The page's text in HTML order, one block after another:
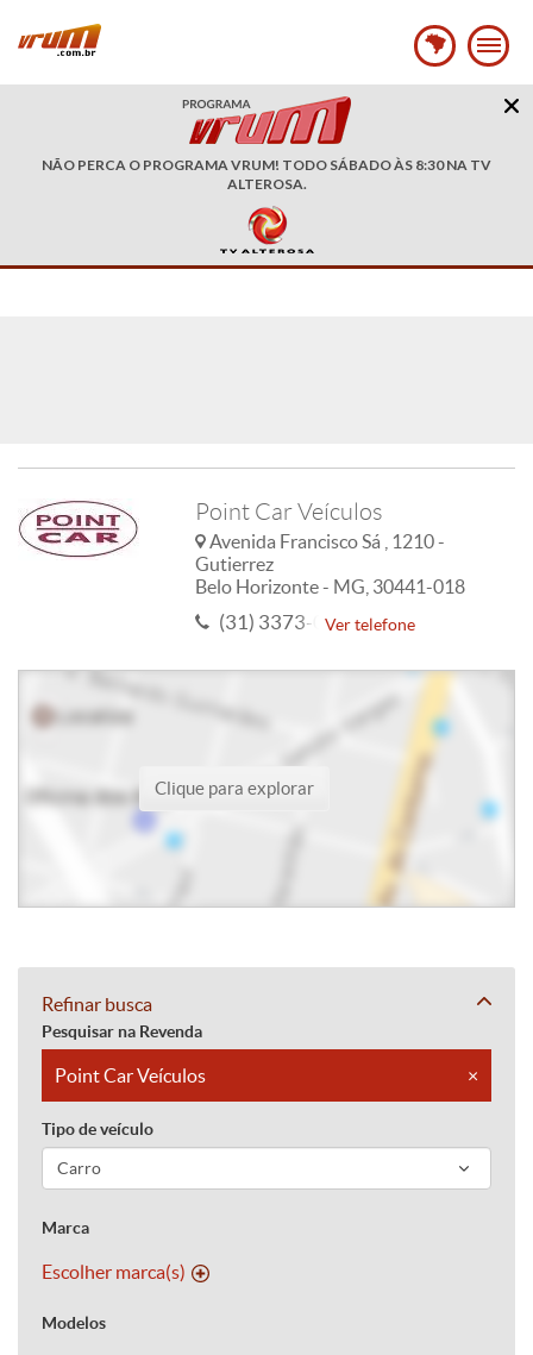
NÃO PERCA O PROGRAMA VRUM! TODO SÁBADO ÀS 8:30 NA TV
ALTEROSA.
Point Car Veículos
Avenida Francisco Sá , 1210 -
Gutierrez
Belo Horizonte - MG, 30441-018
(31) 3373-0808 (31) 98787-
Ver telefone
Clique para explorar
Refinar busca
Pesquisar na Revenda
Point Car Veículos ×
Tipo de veículo
Marca
Escolher marca(s)
Modelos